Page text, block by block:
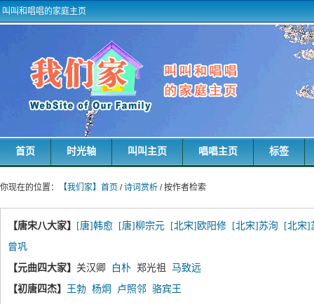
叫叫和唱唱的家庭主页
首页 时光轴 叫叫主页 唱唱主页 标签
你现在的位置： 【我们家】首页 /诗词赏析 / 按作者检索
【唐宋八大家】 [唐]韩愈 [唐]柳宗元 [北宋]欧阳修 [北宋]苏洵
[北宋]
曾巩
【元曲四大家】 关汉卿 白朴 郑光祖 马致远
【初唐四杰】
王勃 杨炯 卢照邻 骆宾王